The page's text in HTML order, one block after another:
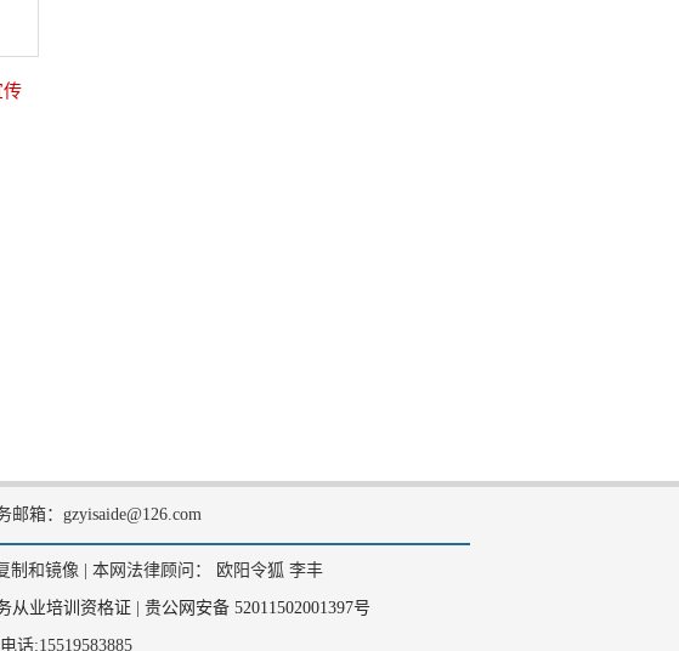
传
邮箱：gzyisaide@126.com
制和镜像 | 本网法律顾问： 欧阳令狐 李丰
从业培训资格证 贵公网安备 52011502001397号
话:15519583885